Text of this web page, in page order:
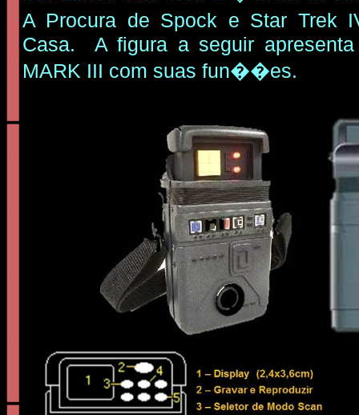
A Procura de Spock e Star Trek
Casa. A figura a seguir
MARK III com suas fun��es.